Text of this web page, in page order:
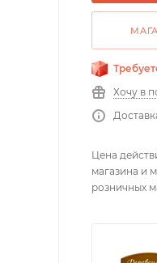
Хочу в
Цена
магазина и
розничных